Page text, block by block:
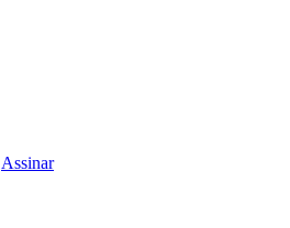
Assinar